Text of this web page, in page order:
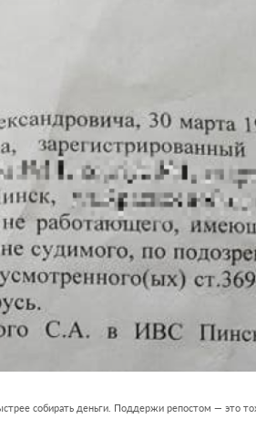
собирать деньги. Поддержи репостом — это